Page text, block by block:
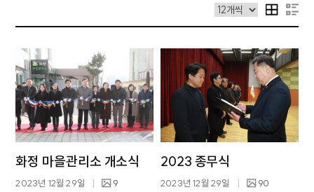
화정 마을관리소 개소식
2023년 12월 29일 9
2023 종무식
2023년 12월 29일 90